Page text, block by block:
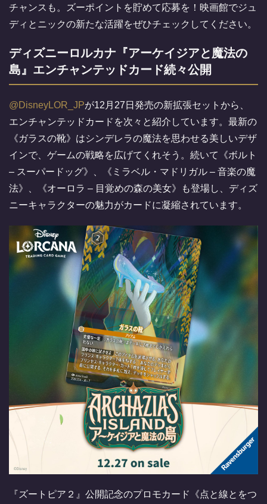
チャンスも。ズーポイントを貯めて応募を！映画館でジュ
ディとニックの新たな活躍をぜひチェックしてください。
ディズニーロルカナ『アーケイジアと魔法の
島』エンチャンテッドカード続々公開
@DisneyLOR_JPが12月27日発売の新拡張セットから、
エンチャンテッドカードを次々と紹介しています。最新の
《ガラスの靴》はシンデレラの魔法を思わせる美しいデザ
インで、ゲームの戦略を広げてくれそう。続いて《ボルト
– スーパードッグ》、《ミラベル・マドリガル – 音楽の魔
法》、《オーロラ – 目覚めの森の美女》も登場し、ディズ
ニーキャラクターの魅力がカードに凝縮されています。
『ズートピア２』公開記念のプロモカード《点と線とをつ